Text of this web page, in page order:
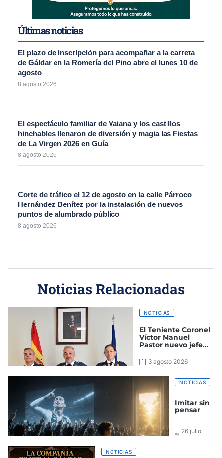
Últimas noticias
El plazo de inscripción para acompañar a la carreta
de Gáldar en la Romería del Pino abre el lunes 10 de
agosto
8 agosto 2026
El espectáculo familiar de Vaiana y los castillos
hinchables llenaron de diversión y magia las Fiestas
de La Virgen 2026 en Guía
8 agosto 2026
Corte de tráfico el 12 de agosto en la calle Párroco
Hernández Benítez por la instalación de nuevos
puntos de alumbrado público
8 agosto 2026
Noticias Relacionadas
NOTICIAS
El Teniente Coronel
Víctor Manuel
Pastor nuevo jefe
y Control
3 agosto 2026
NOTICIAS
Imitar sin
pensar
26 julio
NOTICIAS